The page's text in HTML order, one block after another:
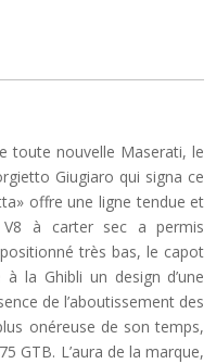
toute nouvelle Maserati, le
Giugiaro qui signa ce
offre une ligne tendue et
V8 à carter sec a permis
très bas, le capot
la Ghibli un design d’une
de l’aboutissement des
onéreuse de son temps,
GTB. L’aura de la marque,